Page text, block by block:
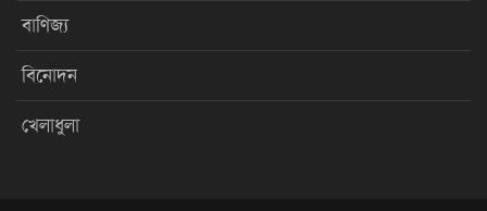
বাণিজ্য
বিনোদন
খেলাধুলা